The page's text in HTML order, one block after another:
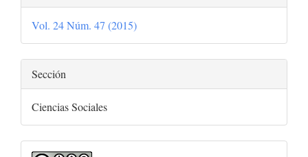
Vol. 24 Núm. 47 (2015)
Sección
Ciencias Sociales